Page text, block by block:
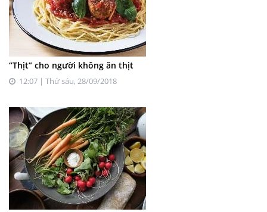
“Thịt” cho người không ăn thịt
12:07 | Thứ sáu, 28/09/2018